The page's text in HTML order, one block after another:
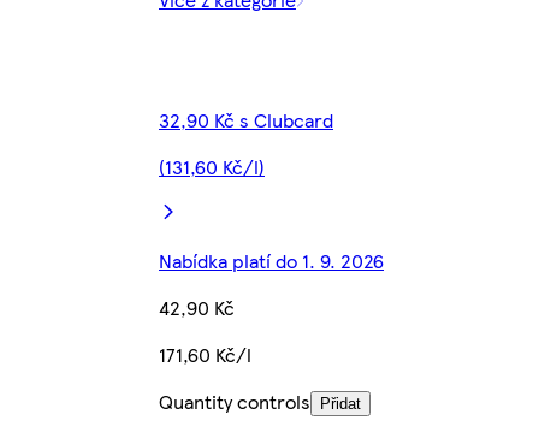
32,90 Kč s Clubcard
(131,60 Kč/l)
Nabídka platí do 1. 9. 2026
42,90 Kč
171,60 Kč/l
Quantity controls
Přidat